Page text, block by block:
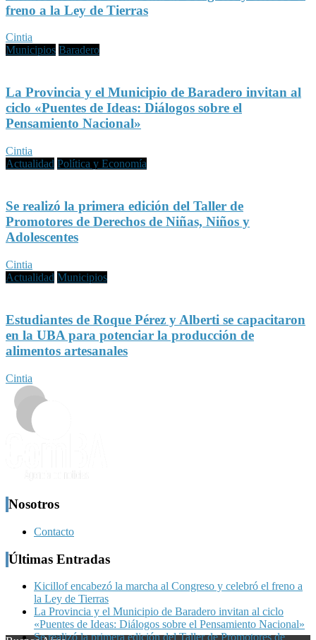
freno a la Ley de Tierras
Cintia
Municipios Baradero
La Provincia y el Municipio de Baradero invitan al
ciclo «Puentes de Ideas: Diálogos sobre el
Pensamiento Nacional»
Cintia
Actualidad Política y Economía
Se realizó la primera edición del Taller de
Promotores de Derechos de Niñas, Niños y
Adolescentes
Cintia
Actualidad Municipios
Estudiantes de Roque Pérez y Alberti se capacitaron
en la UBA para potenciar la producción de
alimentos artesanales
Cintia
Nosotros
Contacto
Últimas Entradas
Kicillof encabezó la marcha al Congreso y celebró el freno a
la Ley de Tierras
La Provincia y el Municipio de Baradero invitan al ciclo
«Puentes de Ideas: Diálogos sobre el Pensamiento Nacional»
Se realizó la primera edición del Taller de Promotores de